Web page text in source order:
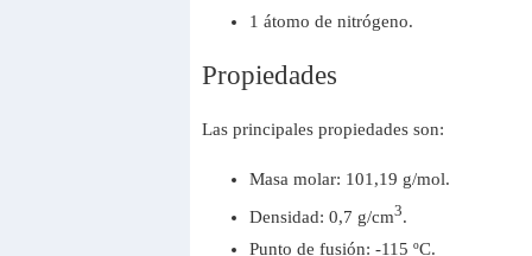
1 átomo de nitrógeno.
Propiedades
Las principales propiedades son:
Masa molar: 101,19 g/mol.
Densidad: 0,7 g/cm3.
Punto de fusión: -115 ºC.